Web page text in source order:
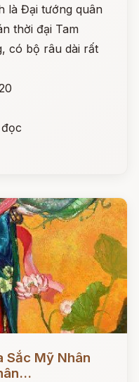
là Đại tướng quân
thời đại Tam
có bộ râu dài rất
Sắc Mỹ Nhân